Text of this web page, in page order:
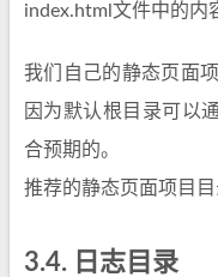
index.html文件中的内
我们自己的静态页面
因为默认根目录可以
合预期的。
推荐的静态页面项目
3.4. 日志目录